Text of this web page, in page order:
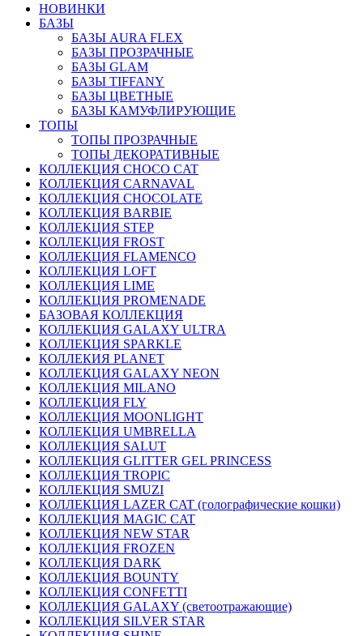
НОВИНКИ
БАЗЫ
БАЗЫ AURA FLEX
БАЗЫ ПРОЗРАЧНЫЕ
БАЗЫ GLAM
БАЗЫ TIFFANY
БАЗЫ ЦВЕТНЫЕ
БАЗЫ КАМУФЛИРУЮЩИЕ
ТОПЫ
ТОПЫ ПРОЗРАЧНЫЕ
ТОПЫ ДЕКОРАТИВНЫЕ
КОЛЛЕКЦИЯ CHOCO CAT
КОЛЛЕКЦИЯ CARNAVAL
КОЛЛЕКЦИЯ CHOCOLATE
КОЛЛЕКЦИЯ BARBIE
КОЛЛЕКЦИЯ STEP
КОЛЛЕКЦИЯ FROST
КОЛЛЕКЦИЯ FLAMENCO
КОЛЛЕКЦИЯ LOFT
КОЛЛЕКЦИЯ LIME
КОЛЛЕКЦИЯ PROMENADE
БАЗОВАЯ КОЛЛЕКЦИЯ
КОЛЛЕКЦИЯ GALAXY ULTRA
КОЛЛЕКЦИЯ SPARKLE
КОЛЛЕКИЯ PLANET
КОЛЛЕКЦИЯ GALAXY NEON
КОЛЛЕКЦИЯ MILANO
КОЛЛЕКЦИЯ FLY
КОЛЛЕКЦИЯ MOONLIGHT
КОЛЛЕКЦИЯ UMBRELLA
КОЛЛЕКЦИЯ SALUT
КОЛЛЕКЦИЯ GLITTER GEL PRINCESS
КОЛЛЕКЦИЯ TROPIC
КОЛЛЕКЦИЯ SMUZI
КОЛЛЕКЦИЯ LAZER CAT (голографические кошки)
КОЛЛЕКЦИЯ MAGIC CAT
КОЛЛЕКЦИЯ NEW STAR
КОЛЛЕКЦИЯ FROZEN
КОЛЛЕКЦИЯ DARK
КОЛЛЕКЦИЯ BOUNTY
КОЛЛЕКЦИЯ CONFETTI
КОЛЛЕКЦИЯ GALAXY (светоотражающие)
КОЛЛЕКЦИЯ SILVER STAR